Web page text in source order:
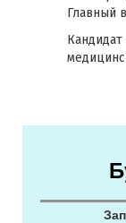
Главный
Кандидат